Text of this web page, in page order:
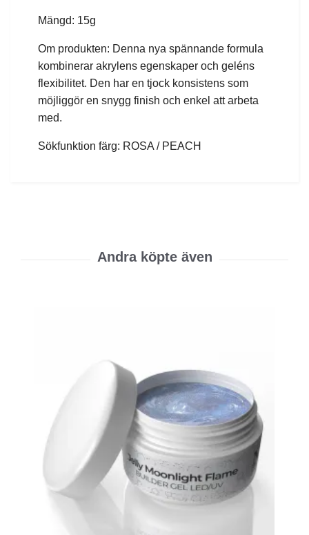
Mängd: 15g
Om produkten: Denna nya spännande formula
kombinerar akrylens egenskaper och geléns
flexibilitet. Den har en tjock konsistens som
möjliggör en snygg finish och enkel att arbeta
med.
Sökfunktion färg: ROSA / PEACH